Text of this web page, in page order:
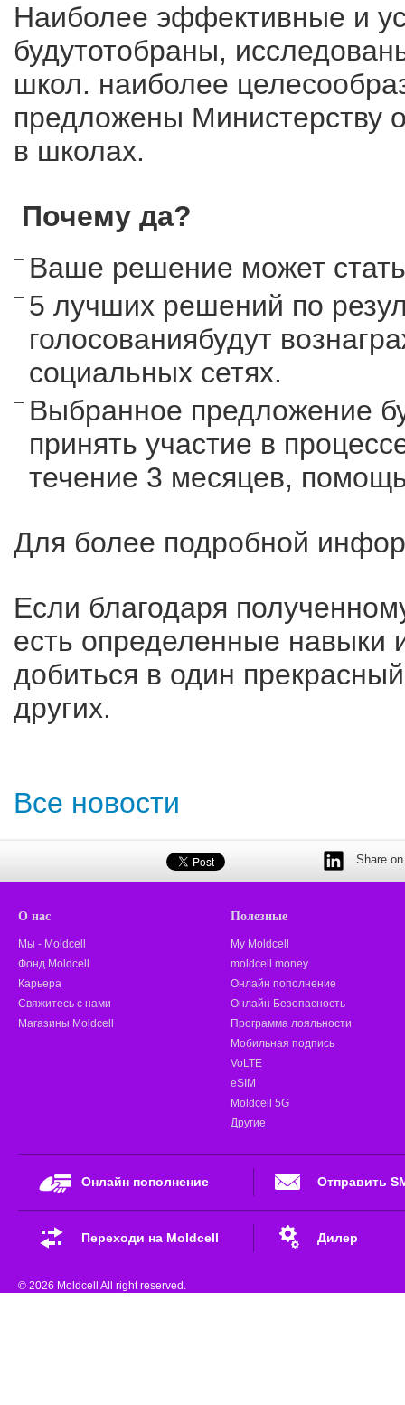
Наиболее эффективные и
будутотобраны,
школ. наиболее
предложены Министерству
в школах.
Почему да?
Ваше решение может
5 лучших решений по
голосованиябудут
социальных сетях.
Выбранное предложение
принять участие в
течение 3 месяцев,
Для более подробной
Если благодаря
есть определенные навыки
добиться в один
других.
Все новости
Share
О нас
Мы - Moldcell
Фонд Moldcell
Карьера
Свяжитесь с нами
Магазины Moldcell
Полезные
My Moldcell
moldcell money
Онлайн пополнение
Онлайн Безопасность
Программа лояльности
Мобильная подпись
VoLTE
eSIM
Moldcell 5G
Другие
Онлайн пополнение Отправить
Переходи на Moldcell Дилер
© 2026 Moldcell All right reserved.